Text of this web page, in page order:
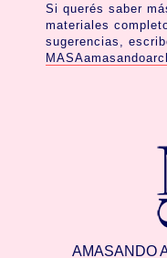
Si querés saber
materiales
sugerencias,
AMASANDO